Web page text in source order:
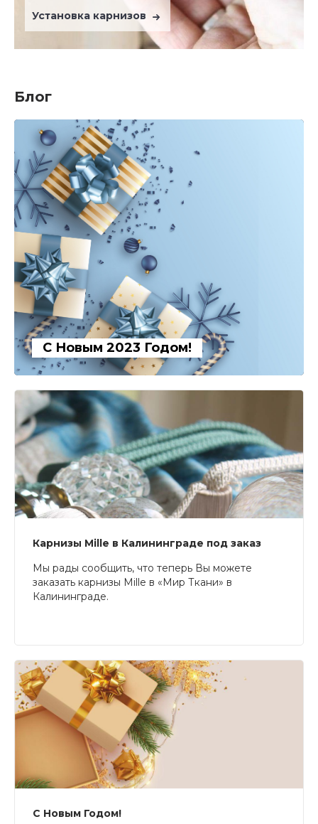
Установка карнизов
Блог
С Новым 2023 Годом!
Карнизы Mille в Калининграде под заказ
Мы рады сообщить, что теперь Вы можете
заказать карнизы Mille в «Мир Ткани» в
Калининграде.
С Новым Годом!